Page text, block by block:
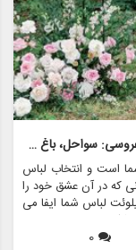
انتخاب لباس عروسی مناسب برای محل برگزاری عروسی: سواحل، باغ ها و سالن های رقص
است و انتخاب لباس
که در آن عشق خود را
لباس شما ایفا می
یا در دیوارهای
نه تنها باید سبک
0